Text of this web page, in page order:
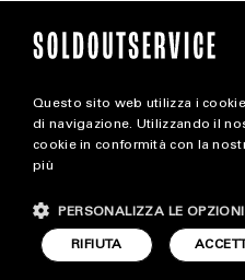
#IPHONE AIR
Questo sito web utilizza i
di navigazione. Utilizzando il
cookie in conformità con la
più
RIFIUTA
PERSONALIZZA LE OPZIONI